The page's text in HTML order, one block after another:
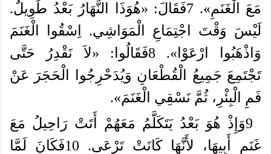
مَعَ
الْغَنَمِ».
7فَقَالَ: «هُوَذَا النَّهَارُ بَعْدُ طَوِيلٌ.
لَيْسَ وَقْتَ اجْتِمَاعِ الْمَوَاشِي. اِسْقُوا
الْغَنَمَ
وَاذْهَبُوا
ارْعَوْا ».
8فَقَالُوا : «لاَ نَقْدِرُ
حَتَّى
تَجْتَمِعَ جَمِيعُ الْقُطْعَانِ وَيُدَحْرِجُوا الْحَجَرَ عَنْ
فَمِ
الْبِئْرِ، ثُمَّ نَسْقِي الْغَنَمَ».
9وَإِذْ هُوَ بَعْدُ يَتَكَلَّمُ مَعَهُمْ أَتَتْ رَاحِيلُ مَعَ
غَنَمِ
أَبِيهَا، لأَنَّهَا كَانَتْ تَرْعَى.
10فَكَانَ
لَمَّا